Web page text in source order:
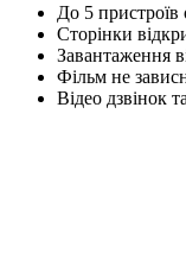
До 5 пристроїв
Сторінки
Завантаження
Фільм не
Відео дзвінок